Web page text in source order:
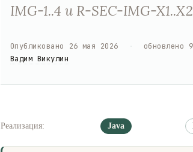
IMG-1..4 и R-SEC-IMG-
Опубликовано 26 мая 2026 обновлено
Вадим Викулин
Реализация: Java